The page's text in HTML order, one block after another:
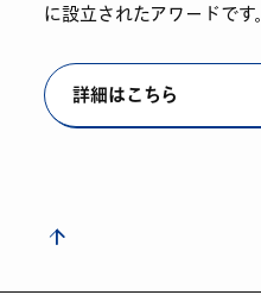
に設立されたアワードです。
詳細はこちら